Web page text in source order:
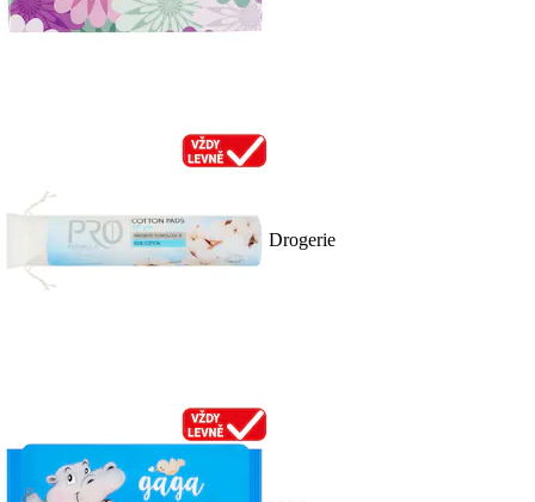
Drogerie